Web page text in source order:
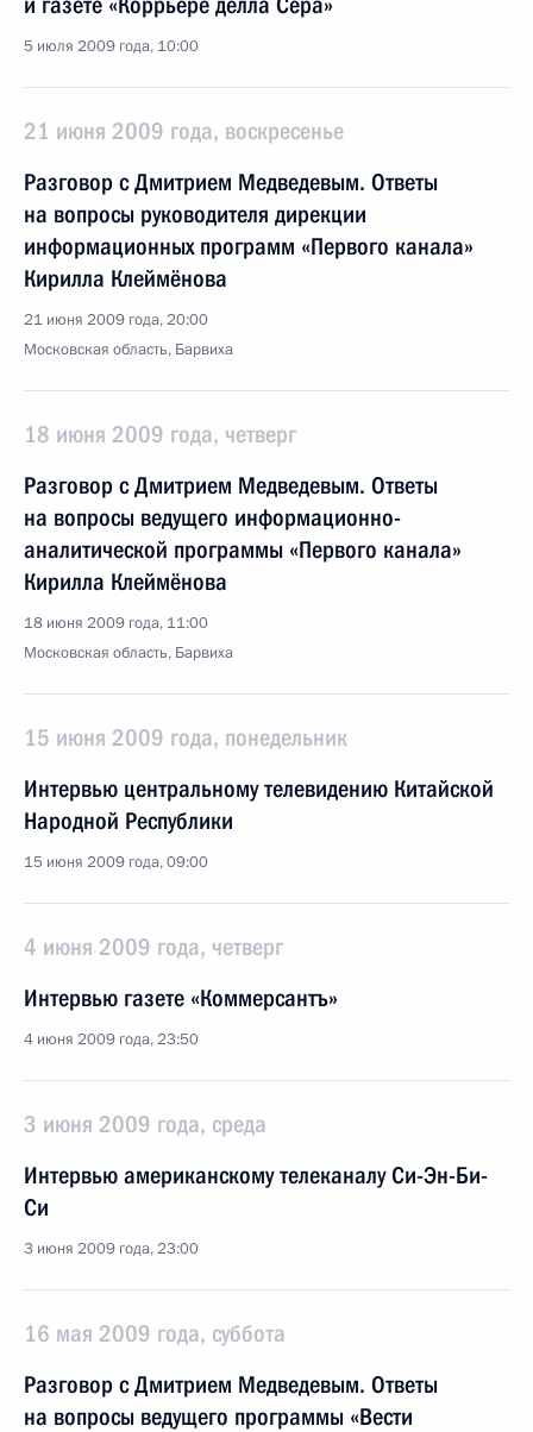
5 июля 2009 года, 10:00
21 июня 2009 года, воскресенье
Разговор с Дмитрием Медведевым. Ответы
на вопросы руководителя дирекции
информационных программ «Первого канала»
Кирилла Клеймёнова
21 июня 2009 года, 20:00
Московская область, Барвиха
18 июня 2009 года, четверг
Разговор с Дмитрием Медведевым. Ответы
на вопросы ведущего информационно-
аналитической программы «Первого канала»
Кирилла Клеймёнова
18 июня 2009 года, 11:00
Московская область, Барвиха
15 июня 2009 года, понедельник
Интервью центральному телевидению Китайской
Народной Республики
15 июня 2009 года, 09:00
4 июня 2009 года, четверг
Интервью газете «Коммерсантъ»
4 июня 2009 года, 23:50
3 июня 2009 года, среда
Интервью американскому телеканалу Си-Эн-Би-
Си
3 июня 2009 года, 23:00
16 мая 2009 года, суббота
Разговор с Дмитрием Медведевым. Ответы
на вопросы ведущего программы «Вести